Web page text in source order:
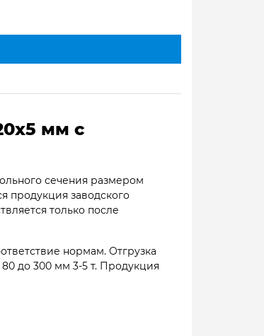
мм с
сечения размером
продукция заводского
только после
нормам. Отгрузка
80 до 300 мм 3-5 т. Продукция